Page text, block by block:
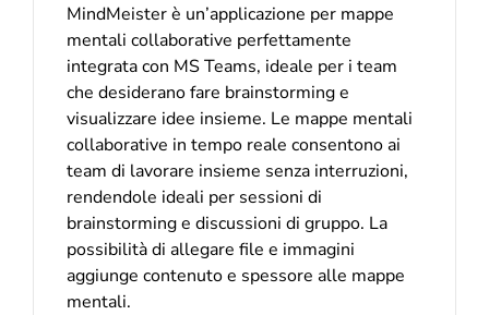
MindMeister è un’applicazione per mappe
mentali collaborative perfettamente
integrata con MS Teams, ideale per i team
che desiderano fare brainstorming e
visualizzare idee insieme. Le mappe mentali
collaborative in tempo reale consentono ai
team di lavorare insieme senza interruzioni,
rendendole ideali per sessioni di
brainstorming e discussioni di gruppo. La
possibilità di allegare file e immagini
aggiunge contenuto e spessore alle mappe
mentali.